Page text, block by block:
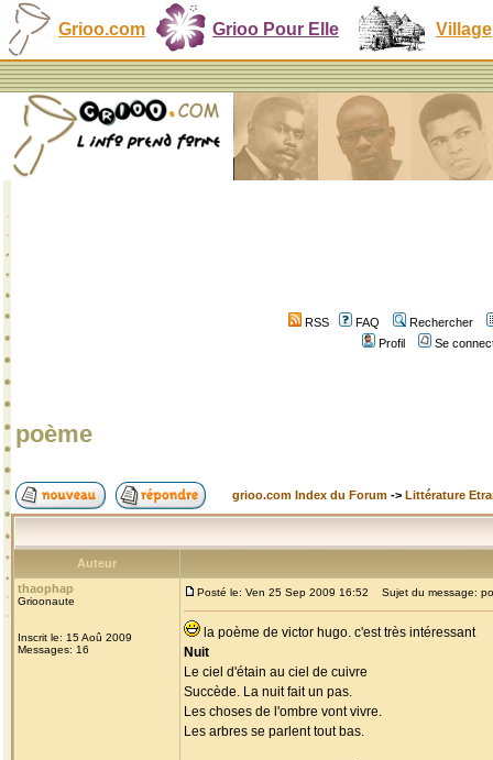
Grioo.com Grioo Pour Elle Village
RSS FAQ
Rechercher
Profil
Se
poème
grioo.com Index du Forum -> Littérature
Auteur
thaophap
Grioonaute
Inscrit le: 15 Aoû 2009
Messages: 16
Posté le: Ven 25 Sep 2009 16:52 Sujet du message:
la poème de victor hugo. c'est très intéressant
Nuit
Le ciel d'étain au ciel de cuivre
Succède. La nuit fait un pas.
Les choses de l'ombre vont vivre.
Les arbres se parlent tout bas.